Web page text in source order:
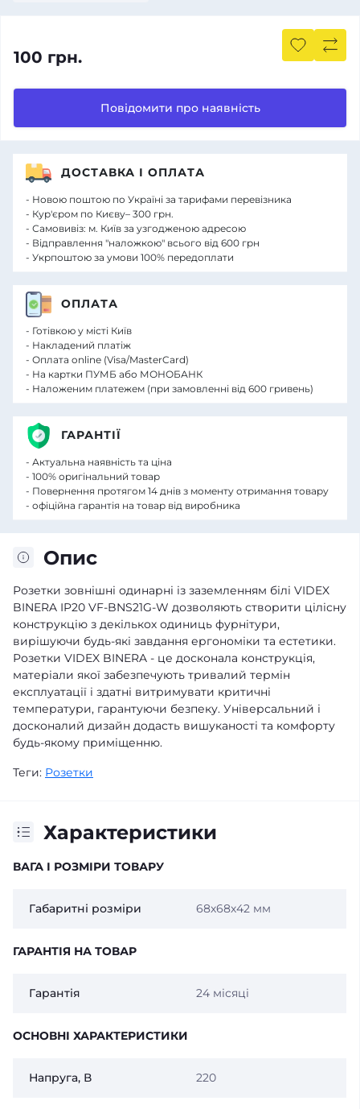
100 грн.
Повідомити про наявність
Опис
Розетки зовнішні одинарні із заземленням білі VIDEX
BINERA IP20 VF-BNS21G-W дозволяють створити цілісну
конструкцію з декількох одиниць фурнітури,
вирішуючи будь-які завдання ергономіки та естетики.
Розетки VIDEX BINERA - це досконала конструкція,
матеріали якої забезпечують тривалий термін
експлуатації і здатні витримувати критичні
температури, гарантуючи безпеку. Універсальний і
досконалий дизайн додасть вишуканості та комфорту
будь-якому приміщенню.
Теги: Розетки
Характеристики
ВАГА І РОЗМІРИ ТОВАРУ
Габаритні розміри 68х68х42 мм
ГАРАНТІЯ НА ТОВАР
Гарантія 24 місяці
ОСНОВНІ ХАРАКТЕРИСТИКИ
Напруга, В 220
ДОСТАВКА І ОПЛАТА
- Новою поштою по Україні за тарифами перевізника
- Кур'єром по Києву– 300 грн.
- Самовивіз: м. Київ за узгодженою адресою
- Відправлення "наложкою" всього від 600 грн
- Укрпоштою за умови 100% передоплати
ОПЛАТА
- Готівкою у місті Київ
- Накладений платіж
- Оплата online (Visa/MasterCard)
- На картки ПУМБ або МОНОБАНК
- Наложеним платежем (при замовленні від 600 гривень)
ГАРАНТІЇ
- Актуальна наявність та ціна
- 100% оригінальний товар
- Повернення протягом 14 днів з моменту отримання товару
- офіційна гарантія на товар від виробника